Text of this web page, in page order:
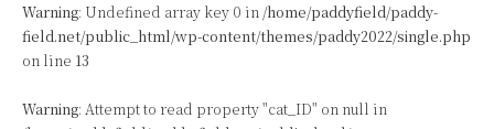
Warning: Undefined array key 0 in /home/paddyfield/paddy-
field.net/public_html/wp-content/themes/paddy2022/single.php
on line 13
Warning: Attempt to read property "cat_ID" on null in